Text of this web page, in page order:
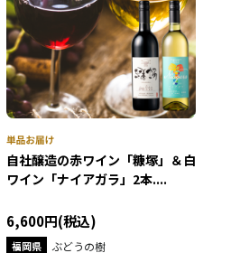
自社醸造の赤ワイン「糠塚」＆白
ワイン「ナイアガラ」2本....
6,600円(税込)
福岡県 ぶどうの樹